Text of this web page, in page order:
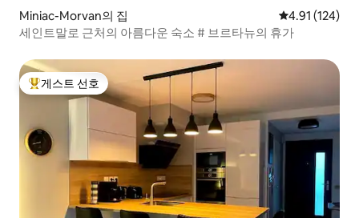
Miniac-Morvan의 집 평점 4.91점(5
4.91 (124)
세인트말로 근처의 아름다운 숙소 # 브르타뉴의 휴가
상위 게스트 선호
게스트 선호